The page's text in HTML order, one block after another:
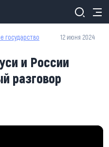
государство
12 июня 2024
и России
разговор